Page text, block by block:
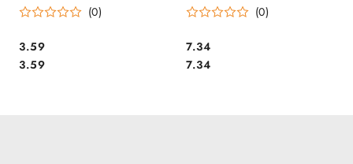
(0)
Cena:
3.59
Cena:
3.59
(0)
Cena:
7.34
Cena:
7.34